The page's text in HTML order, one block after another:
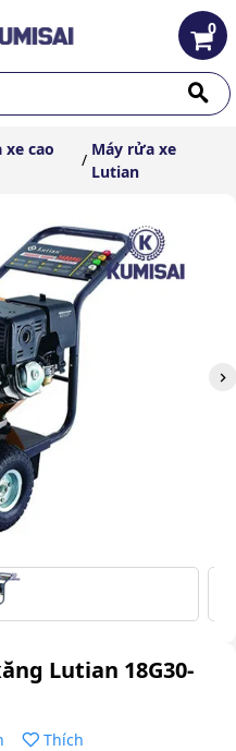
0
xe cao
/
Máy rửa xe
Lutian
Lutian 18G30-
Thích